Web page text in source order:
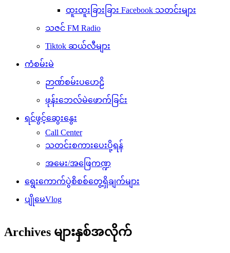
ထူးထူးခြားခြား Facebook သတင်းများ
သဇင် FM Radio
Tiktok ဆယ်လီများ
ကံစမ်းမဲ
ဉာဏ်စမ်းပဟေဠိ
ဖုန်းဘေလ်မဲဖောက်ခြင်း
ရင်ဖွင့်ဆွေးနွေး
Call Center
သတင်းစကားပေးပို့ရန်
အမေး/အဖြေကဏ္ဍ
ရွေးကောက်ပွဲစိစစ်တွေ့ရှိချက်များ
ပျိုမေVlog
Archives များနှစ်အလိုက်